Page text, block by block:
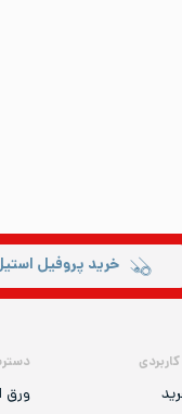
خرید پروفیل
ورق